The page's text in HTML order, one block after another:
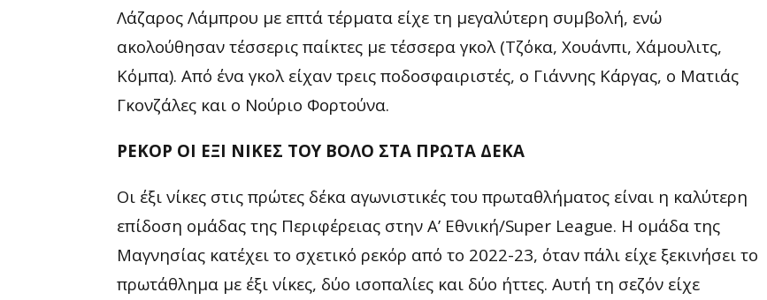
Λάζαρος Λάμπρου με επτά τέρματα είχε τη μεγαλύτερη συμβολή, ενώ
ακολούθησαν τέσσερις παίκτες με τέσσερα γκολ (Τζόκα, Χουάνπι, Χάμουλιτς,
Κόμπα). Από ένα γκολ είχαν τρεις ποδοσφαιριστές, ο Γιάννης Κάργας, ο Ματιάς
Γκονζάλες και ο Νούριο Φορτούνα.
ΡΕΚΟΡ ΟΙ ΕΞΙ ΝΙΚΕΣ ΤΟΥ ΒΟΛΟ ΣΤΑ ΠΡΩΤΑ ΔΕΚΑ
Οι έξι νίκες στις πρώτες δέκα αγωνιστικές του πρωταθλήματος είναι η καλύτερη
επίδοση ομάδας της Περιφέρειας στην Α’ Εθνική/Super League. Η ομάδα της
Μαγνησίας κατέχει το σχετικό ρεκόρ από το 2022-23, όταν πάλι είχε ξεκινήσει το
πρωτάθλημα με έξι νίκες, δύο ισοπαλίες και δύο ήττες. Αυτή τη σεζόν είχε